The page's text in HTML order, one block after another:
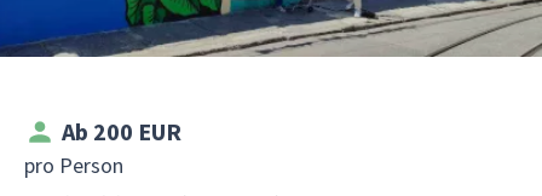
Ab 200 EUR
pro Person